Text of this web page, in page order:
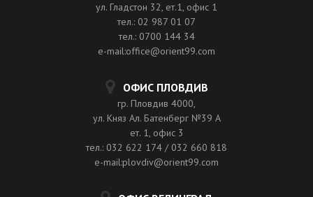
ул. Гладстон 32, ет.1, офис 1
тел.: 02 987 01 07
тел.: 0700 144 34
e-mail:office@orient99.com
ОФИС ПЛОВДИВ
гр. Пловдив 4000,
ул. Княз Ал. Батенберг №39 A
ет. 1, офис 3
тел.: 032 622 174 / 032 660 818
e-mail:plovdiv@orient99.com